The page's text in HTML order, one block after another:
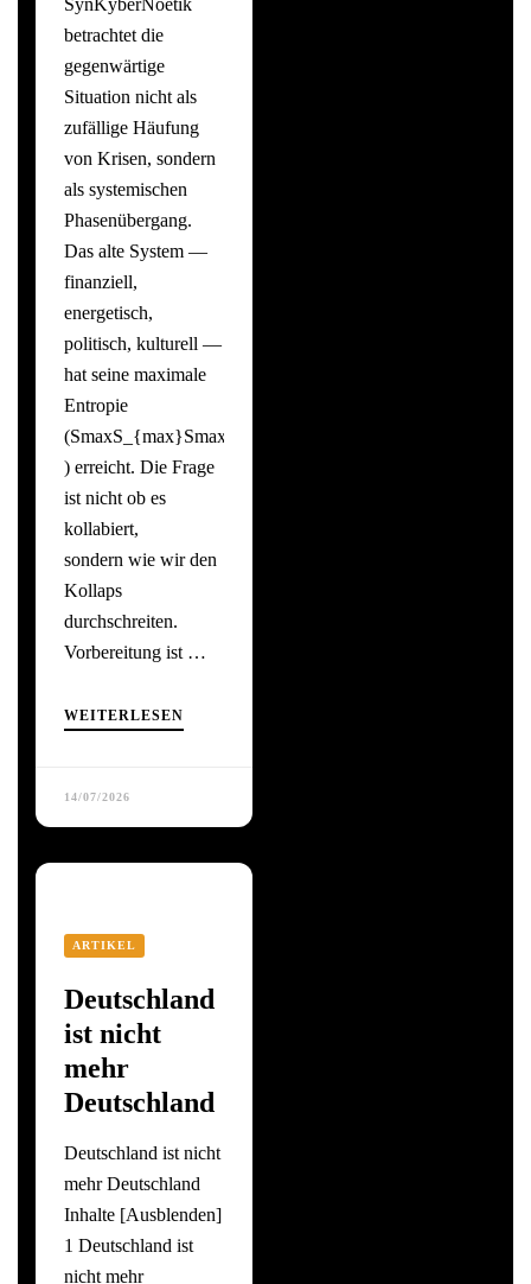
SynKyberNoetik
betrachtet die
gegenwärtige
Situation nicht als
zufällige Häufung
von Krisen, sondern
als systemischen
Phasenübergang.
Das alte System —
finanziell,
energetisch,
politisch, kulturell —
hat seine maximale
Entropie
(SmaxS_{max}Smax​
) erreicht. Die Frage
ist nicht ob es
kollabiert,
sondern wie wir den
Kollaps
durchschreiten.
Vorbereitung ist …
WEITERLESEN
14/07/2026
ARTIKEL
Deutschland
ist nicht
mehr
Deutschland
Deutschland ist nicht
mehr Deutschland
Inhalte [Ausblenden]
1 Deutschland ist
nicht mehr